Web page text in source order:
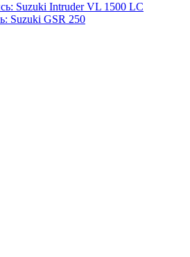
Suzuki Intruder VL 1500 LC
Suzuki GSR 250